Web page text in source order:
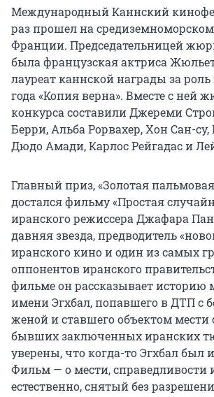
Международный Каннский
раз прошел на средиземноморском
Франции. Председательницей
была французская актриса
лауреат каннской награды за
года «Копия верна». Вместе с ней
конкурса составили Джереми
Берри, Альба Рорвахер, Хон Сан-
Дюдо Амади, Карлос Рейгадас и
Главный приз, «Золотая пальмовая
достался фильму «Простая
иранского режиссера Джафара
давняя звезда, предводитель
иранского кино и один из самых
оппонентов иранского
фильме он рассказывает
имени Эгхбал, попавшего в ДТП с
женой и ставшего объектом мести
бывших заключенных иранских
уверены, что когда-то Эгхбал был
Фильм — о мести, справедливости
естественно, снятый без